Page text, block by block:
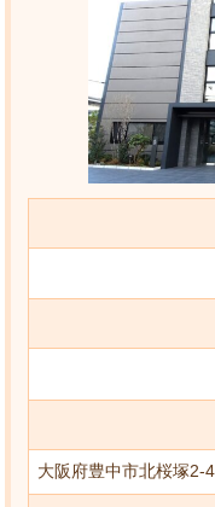
大阪府豊中市北桜塚2-